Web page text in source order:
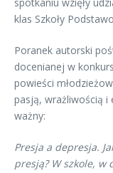
spotkaniu wzięły
klas Szkoły
Poranek autorski
docenianej w
powieści
pasją, wrażliwością i
ważny:
Presja a depresja.
presją? W szkole, w